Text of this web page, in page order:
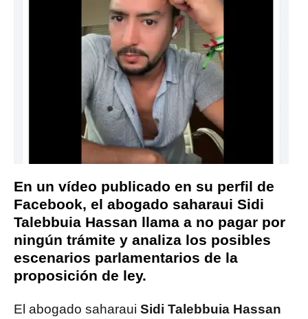
En un vídeo publicado en su perfil de
Facebook, el abogado saharaui Sidi
Talebbuia Hassan llama a no pagar por
ningún trámite y analiza los posibles
escenarios parlamentarios de la
proposición de ley.
El abogado saharaui Sidi Talebbuia Hassan